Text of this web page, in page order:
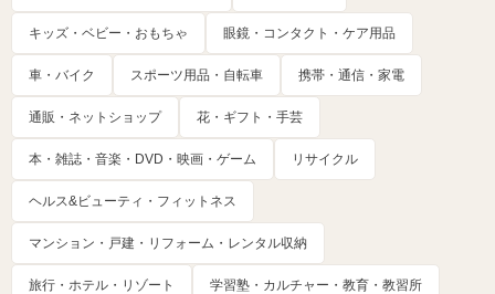
キッズ・ベビー・おもちゃ 眼鏡・コンタクト・ケア用品
車・バイク スポーツ用品・自転車 携帯・通信・家電
通販・ネットショップ 花・ギフト・手芸
本・雑誌・音楽・DVD・映画・ゲーム リサイクル
ヘルス&ビューティ・フィットネス
マンション・戸建・リフォーム・レンタル収納
旅行・ホテル・リゾート 学習塾・カルチャー・教育・教習所